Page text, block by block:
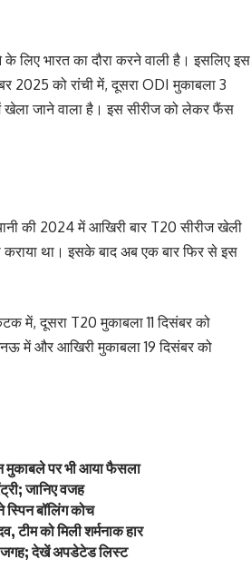
लिए भारत का दौरा करने वाली है। इसलिए इस
2025 को रांची में, दूसरा ODI मुकाबला 3
खेला जाने वाला है। इस सीरीज को लेकर फैंस
की 2024 में आखिरी बार T20 सीरीज खेली
कराया था। इसके बाद अब एक बार फिर से इस
में, दूसरा T20 मुकाबला 11 दिसंबर को
में और आखिरी मुकाबला 19 दिसंबर को
मुकाबले पर भी आया फैसला
जानिए वजह
बॉलिंग कोच
टीम को मिली शर्मनाक हार
जगह; देखें अपडेटेड लिस्ट